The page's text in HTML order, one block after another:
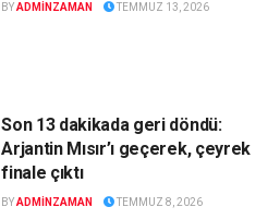
BYADMINZAMAN TEMMUZ 13, 2026
Son 13 dakikada geri döndü:
Arjantin Mısır’ı geçerek, çeyrek
finale çıktı
BYADMINZAMAN TEMMUZ 8, 2026